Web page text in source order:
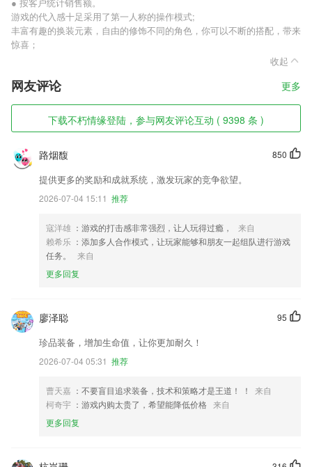
游戏的代入感十足采用了第一人称的操作模式;
丰富有趣的换装元素，自由的修饰不同的角色，你可以不断的搭配，带来
惊喜；
收起
网友评论 更多
下载不朽情缘登陆，参与网友评论互动 ( 9398 条 )
850
路烟馥
提供更多的奖励和成就系统，激发玩家的竞争欲望。
2026-07-04 15:11 推荐
寇洋雄 ：游戏的打击感非常强烈，让人玩得过瘾，
来自
赖希乐 ：添加多人合作模式，让玩家能够和朋友一起组队进行游戏
任务。
来自
更多回复
95
廖泽聪
珍品装备，增加生命值，让你更加耐久！
2026-07-04 05:31 推荐
曹天嘉 ：不要盲目追求装备，技术和策略才是王道！ ！
来自
柯奇宇 ：游戏内购太贵了，希望能降低价格 来自
更多回复